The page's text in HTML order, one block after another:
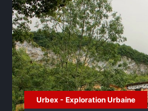
Urbex - Exploration Urbaine